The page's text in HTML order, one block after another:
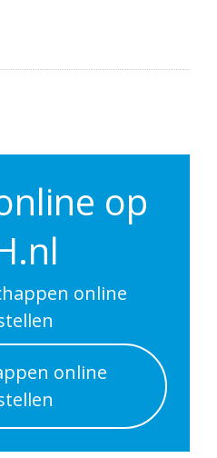
op
online
online